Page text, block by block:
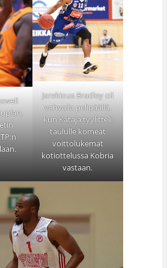
Jarekious Bradley oli
vahvalla pelipäällä,
kun Kataja tyylitteli
taululle komeat
voittolukemat
kotiottelussa Kobria
vastaan.